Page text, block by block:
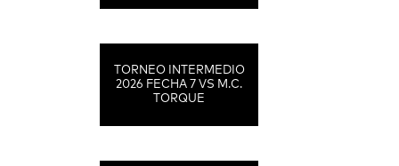
TORNEO INTERMEDIO
2026 FECHA 7 VS M.C.
TORQUE